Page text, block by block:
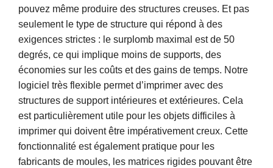
pouvez même produire des structures creuses. Et pas
seulement le type de structure qui répond à des
exigences strictes : le surplomb maximal est de 50
degrés, ce qui implique moins de supports, des
économies sur les coûts et des gains de temps. Notre
logiciel très flexible permet d’imprimer avec des
structures de support intérieures et extérieures. Cela
est particulièrement utile pour les objets difficiles à
imprimer qui doivent être impérativement creux. Cette
fonctionnalité est également pratique pour les
fabricants de moules, les matrices rigides pouvant être